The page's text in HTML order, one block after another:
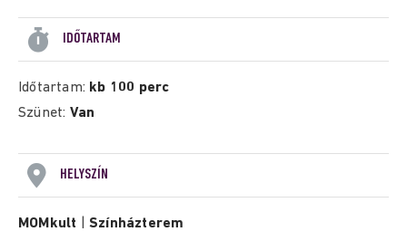
IDŐTARTAM
Időtartam: kb 100 perc
Szünet: Van
HELYSZÍN
MOMkult |Színházterem